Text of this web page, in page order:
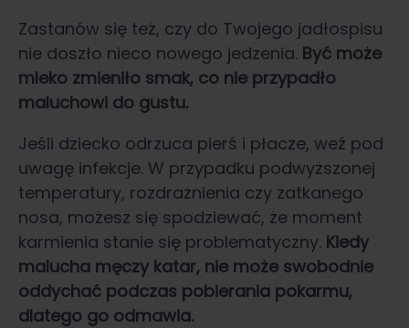
Zastanów się też, czy do Twojego jadłospisu
nie doszło nieco nowego jedzenia. Być może
mleko zmieniło smak, co nie przypadło
maluchowi do gustu.
Jeśli dziecko odrzuca pierś i płacze, weź pod
uwagę infekcje. W przypadku podwyższonej
temperatury, rozdrażnienia czy zatkanego
nosa, możesz się spodziewać, że moment
karmienia stanie się problematyczny. Kiedy
malucha męczy katar, nie może swobodnie
oddychać podczas pobierania pokarmu,
dlatego go odmawia.